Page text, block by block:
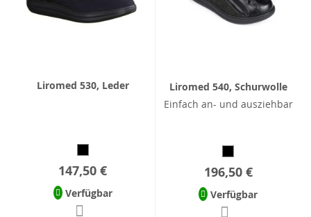
Liromed 530, Leder
147,50 €
Verfügbar
Liromed 540, Schurwolle
Einfach an- und ausziehbar
196,50 €
Verfügbar